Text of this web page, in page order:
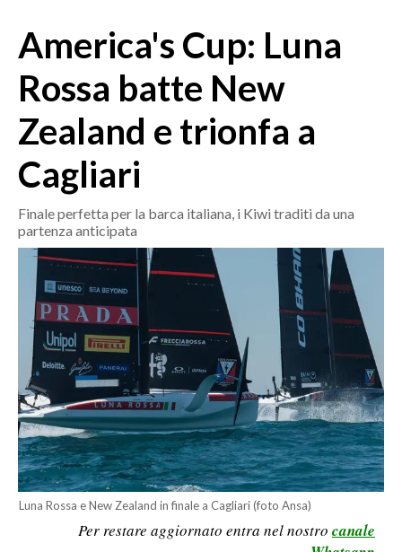
MEDIO CAMPIDANO
SASSARI E PROVINCIA
GALLURA
NUORO E PROVINCIA
OGLIASTRA
CRONACA
ITALIA
MONDO
POLITICA
ECONOMIA
SERVIZI ALLE IMPRESE
LAVORO
BANDI
SPORT IN SARDEGNA
America's Cup: Luna
Rossa batte New
Zealand e trionfa a
Cagliari
Finale perfetta per la barca italiana, i Kiwi traditi da una
partenza anticipata
Luna Rossa e New Zealand in finale a Cagliari (foto Ansa)
Per restare aggiornato entra nel nostro canale